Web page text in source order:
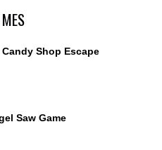
Candy Shop Escape
Saw Game